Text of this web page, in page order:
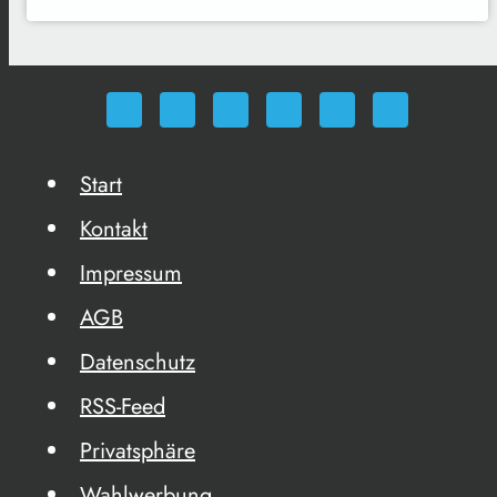
Start
Kontakt
Impressum
AGB
Datenschutz
RSS-Feed
Privatsphäre